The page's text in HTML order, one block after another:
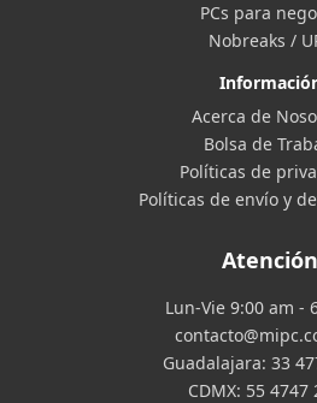
PCs para
Nobreaks /
Acerca de
Bolsa de
Políticas de
Políticas de envío y
Atención
Lun-Vie 9:00 am -
Guadalajara: 33
CDMX: 55 4747